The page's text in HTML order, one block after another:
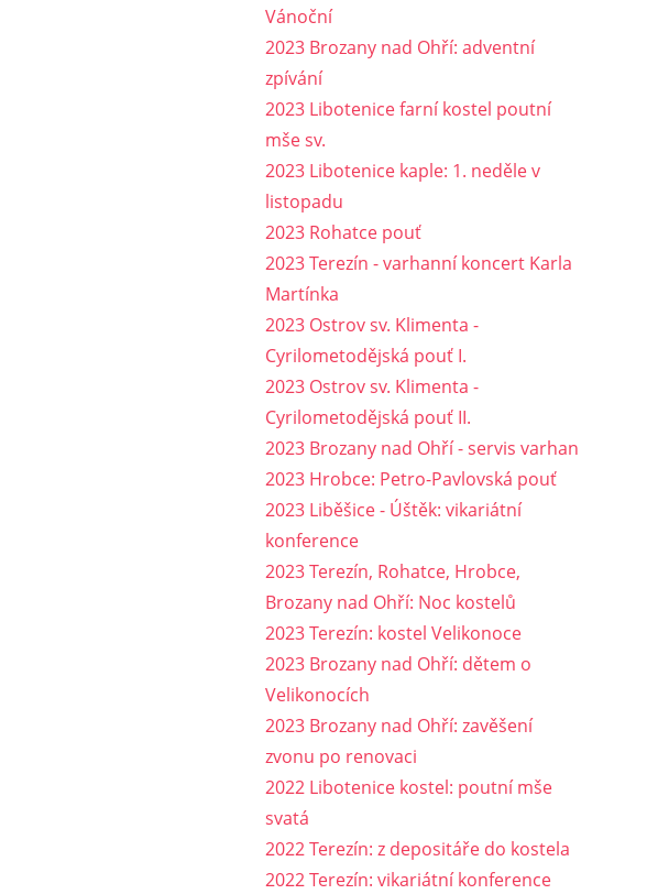
Vánoční
2023 Brozany nad Ohří: adventní
zpívání
2023 Libotenice farní kostel poutní
mše sv.
2023 Libotenice kaple: 1. neděle v
listopadu
2023 Rohatce pouť
2023 Terezín - varhanní koncert Karla
Martínka
2023 Ostrov sv. Klimenta -
Cyrilometodějská pouť I.
2023 Ostrov sv. Klimenta -
Cyrilometodějská pouť II.
2023 Brozany nad Ohří - servis varhan
2023 Hrobce: Petro-Pavlovská pouť
2023 Liběšice - Úštěk: vikariátní
konference
2023 Terezín, Rohatce, Hrobce,
Brozany nad Ohří: Noc kostelů
2023 Terezín: kostel Velikonoce
2023 Brozany nad Ohří: dětem o
Velikonocích
2023 Brozany nad Ohří: zavěšení
zvonu po renovaci
2022 Libotenice kostel: poutní mše
svatá
2022 Terezín: z depositáře do kostela
2022 Terezín: vikariátní konference